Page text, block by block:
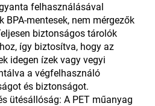
felhasználásával
BPA-mentesek, nem mérgezők
biztonságos tárolók
így biztosítva, hogy az
idegen ízek vagy vegyi
a végfelhasználó
és biztonságot.
ütésállóság: A PET műanyag